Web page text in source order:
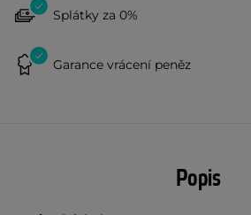
Splátky za 0%
Garance vrácení peněz
Popis